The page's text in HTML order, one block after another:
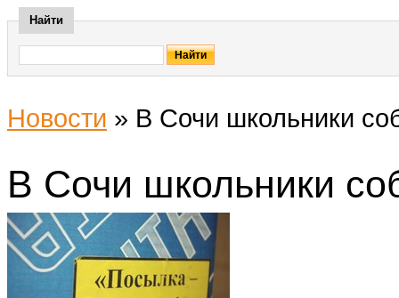
Найти
Новости » В Сочи школьники
В Сочи школьники